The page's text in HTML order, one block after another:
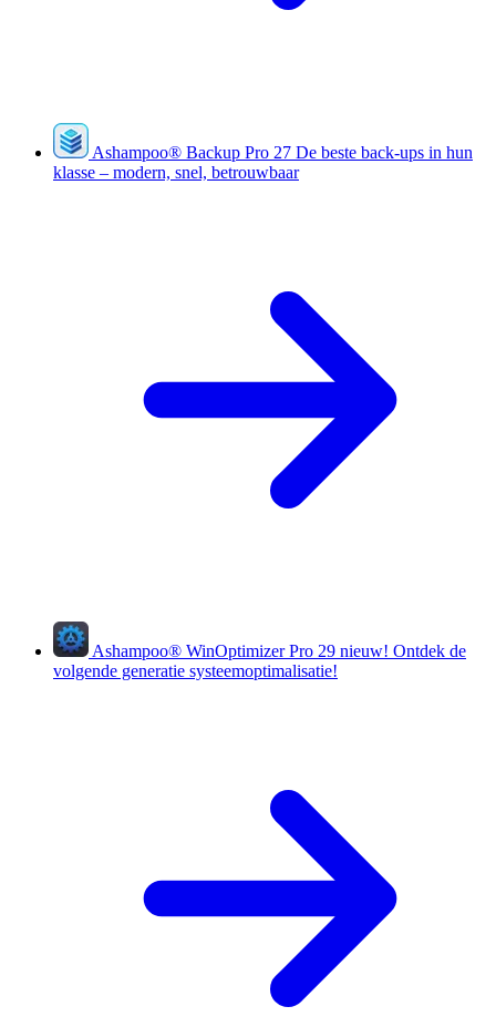
Ashampoo® Backup Pro 27 De beste back-ups in hun
klasse – modern, snel, betrouwbaar
Ashampoo® WinOptimizer Pro 29 nieuw! Ontdek de
volgende generatie systeemoptimalisatie!